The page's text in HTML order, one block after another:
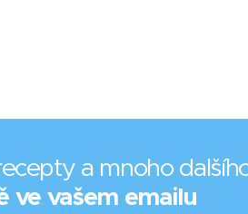
a mnoho
ve vašem emailu